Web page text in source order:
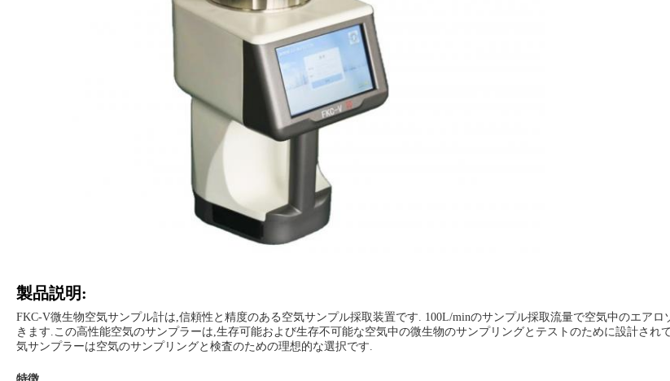
製品説明:
FKC-V微生物空気サンプル計は,信頼性と精度のある空気サンプル採取装置です. 100L/minのサンプル採取流量で空気中のエア
きます.この高性能空気のサンプラーは,生存可能および生存不可能な空気中の微生物のサンプリングとテストのために設計さ
気サンプラーは空気のサンプリングと検査のための理想的な選択です.